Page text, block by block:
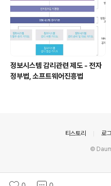
정보시스템 감리관련 제도 - 전자
정부법, 소프트웨어진흥법
티스토리 로
©